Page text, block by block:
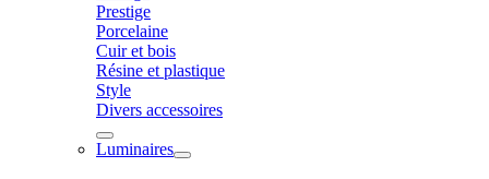
Prestige
Porcelaine
Cuir et bois
Résine et plastique
Style
Divers accessoires
Luminaires